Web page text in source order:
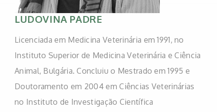
LUDOVINA PADRE
Licenciada em Medicina Veterinária em 1991, no
Instituto Superior de Medicina Veterinária e Ciência
Animal, Bulgária. Concluiu o Mestrado em 1995 e
Doutoramento em 2004 em Ciências Veterinárias
no Instituto de Investigação Científica